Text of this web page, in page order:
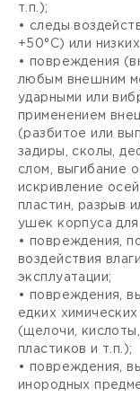
т.п.);
• следы
+50°С) или
• повреждения
любым внешним
ударными или
применением
(разбитое или
задиры, сколы,
слом, выгибание
искривление
пластин, разрыв
ушек корпуса для
• повреждения,
воздействия
эксплуатации;
• повреждения,
едких
(щелочи,
пластиков и т.п.);
• повреждения,
инородных